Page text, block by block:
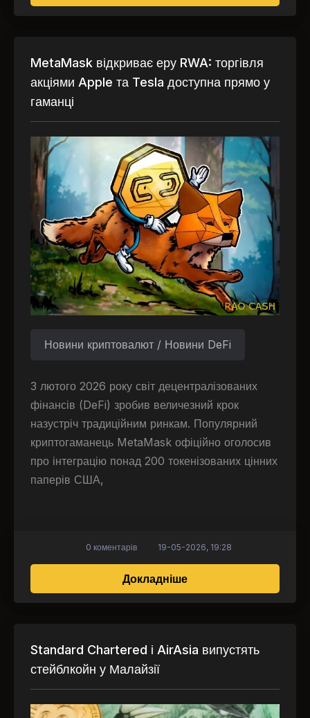
MetaMask відкриває еру RWA: торгівля
акціями Apple та Tesla доступна прямо у
гаманці
Новини криптовалют / Новини DeFi
3 лютого 2026 року світ децентралізованих
фінансів (DeFi) зробив величезний крок
назустріч традиційним ринкам. Популярний
криптогаманець MetaMask офіційно оголосив
про інтеграцію понад 200 токенізованих цінних
паперів США,
Докладнішепро MetaMask
0 коментарів 19-05-2026, 19:28
Standard Chartered і AirAsia випустять
стейблкойн у Малайзії